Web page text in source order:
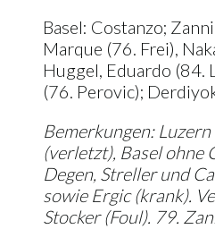
Basel: Costanzo;
Marque (76. Frei),
Huggel, Eduardo (84.
(76. Perovic);
Bemerkungen:
(verletzt), Basel ohne
Degen, Streller und
sowie Ergic (krank).
Stocker (Foul). 79.